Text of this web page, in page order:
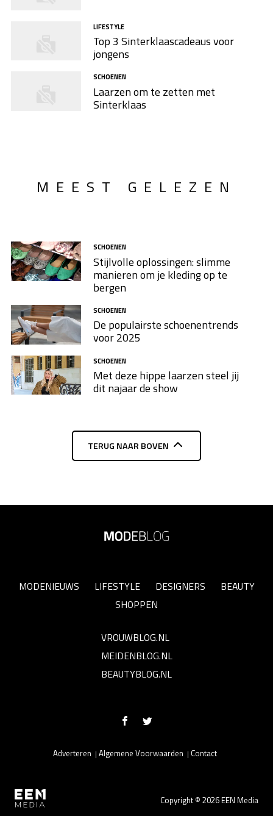
LIFESTYLE
Top 3 Sinterklaascadeaus voor
jongens
SCHOENEN
Laarzen om te zetten met
Sinterklaas
MEEST GELEZEN
SCHOENEN
Stijlvolle oplossingen: slimme
manieren om je kleding op te
bergen
SCHOENEN
De populairste schoenentrends
voor 2025
SCHOENEN
Met deze hippe laarzen steel jij
dit najaar de show
TERUG NAAR BOVEN
MODENIEUWS LIFESTYLE DESIGNERS
BEAUTY
SHOPPEN
VROUWBLOG.NL
MEIDENBLOG.NL
BEAUTYBLOG.NL
Copyright © 2026 EEN Media
Adverteren Algemene Voorwaarden Contact